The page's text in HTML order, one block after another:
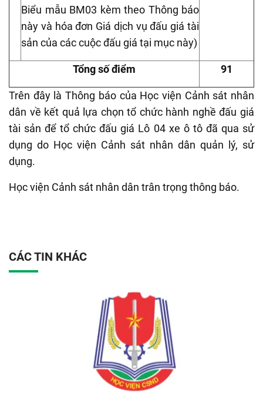
Biểu mẫu BM03 kèm theo Thông báo
này và hóa đơn Giá dịch vụ đấu giá tài
sản của các cuộc đấu giá tại mục này)
Tổng số điểm 91
Trên đây làThông báo của Học viện Cảnh sát nhân
dân về kết quả lựa chọn tổ chức hành nghề đấu giá
tài sản để tổ chức đấu giá Lô 04 xe ô tô đã qua sử
dụng do Học viện Cảnh sát nhân dân quản lý, sử
dụng.
Học viện Cảnh sát nhân dân trân trọng thông báo.
CÁC TIN KHÁC